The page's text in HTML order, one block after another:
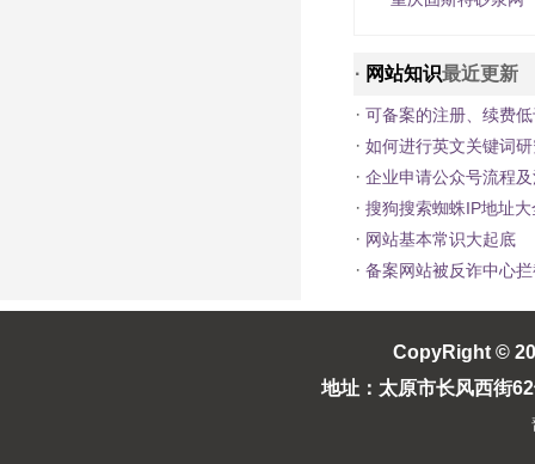
· 网站知识最近更新
· 可备案的注册、续费
· 如何进行英文关键词
· 企业申请公众号流程
· 搜狗搜索蜘蛛IP地址大
· 网站基本常识大起底
· 备案网站被反诈中心
CopyRight ©
地址：太原市长风西街